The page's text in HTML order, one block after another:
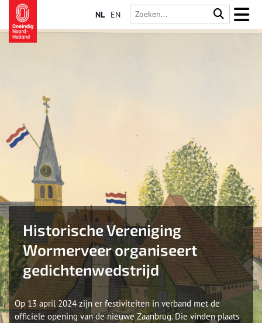
NL EN
Historische Vereniging
Wormerveer organiseert
gedichtenwedstrijd
Op 13 april 2024 zijn er festiviteiten in verband met de
officiële opening van de nieuwe Zaanbrug. Die vinden plaats